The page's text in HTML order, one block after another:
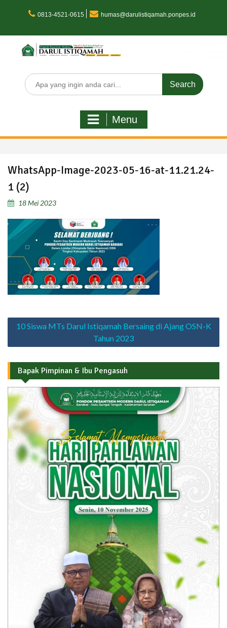
0813-4521-0615 humas@darulistiqamah.ponpes.id
Search
for:
Menu
WhatsApp-Image-2023-05-16-at-11.21.24-
1 (2)
18 Mei 2023
Navigasi
10 Siswa MTs Darul Istiqamah Bersaing di Ajang OSN-K
Tahun 2023
Bapak Pimpinan & Ibu Pengasuh